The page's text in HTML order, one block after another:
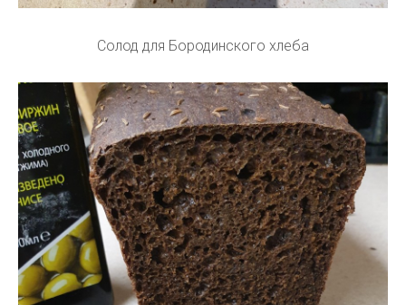
Солод для Бородинского хлеба